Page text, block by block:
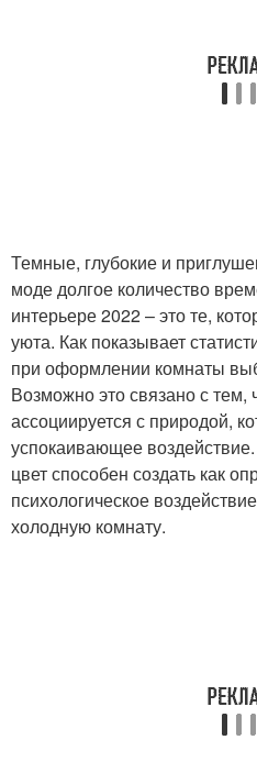
Темные, глубокие и
моде долгое количество
интерьере 2022 – это те,
уюта. Как показывает
при оформлении комнаты
Возможно это связано с тем,
ассоциируется с природой,
успокаивающее
цвет способен создать как
психологическое
холодную комнату.